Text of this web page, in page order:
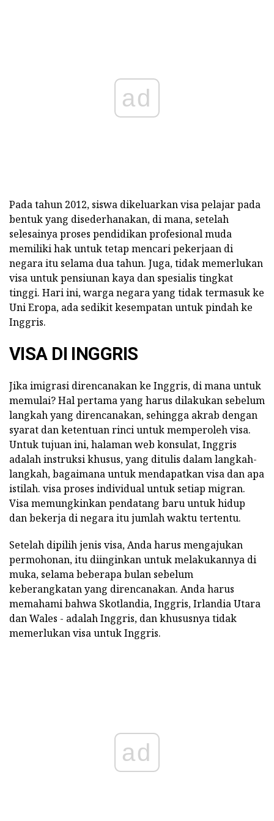
ad
Pada tahun 2012, siswa dikeluarkan visa pelajar pada
bentuk yang disederhanakan, di mana, setelah
selesainya proses pendidikan profesional muda
memiliki hak untuk tetap mencari pekerjaan di
negara itu selama dua tahun. Juga, tidak memerlukan
visa untuk pensiunan kaya dan spesialis tingkat
tinggi. Hari ini, warga negara yang tidak termasuk ke
Uni Eropa, ada sedikit kesempatan untuk pindah ke
Inggris.
VISA DI INGGRIS
Jika imigrasi direncanakan ke Inggris, di mana untuk
memulai? Hal pertama yang harus dilakukan sebelum
langkah yang direncanakan, sehingga akrab dengan
syarat dan ketentuan rinci untuk memperoleh visa.
Untuk tujuan ini, halaman web konsulat, Inggris
adalah instruksi khusus, yang ditulis dalam langkah-
langkah, bagaimana untuk mendapatkan visa dan apa
istilah. visa proses individual untuk setiap migran.
Visa memungkinkan pendatang baru untuk hidup
dan bekerja di negara itu jumlah waktu tertentu.
Setelah dipilih jenis visa, Anda harus mengajukan
permohonan, itu diinginkan untuk melakukannya di
muka, selama beberapa bulan sebelum
keberangkatan yang direncanakan. Anda harus
memahami bahwa Skotlandia, Inggris, Irlandia Utara
dan Wales - adalah Inggris, dan khususnya tidak
memerlukan visa untuk Inggris.
ad